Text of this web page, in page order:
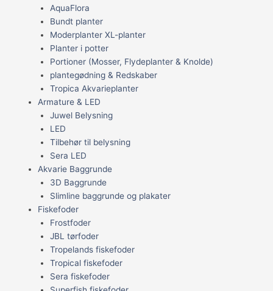
AquaFlora
Bundt planter
Moderplanter XL-planter
Planter i potter
Portioner (Mosser, Flydeplanter & Knolde)
plantegødning & Redskaber
Tropica Akvarieplanter
Armature & LED
Juwel Belysning
LED
Tilbehør til belysning
Sera LED
Akvarie Baggrunde
3D Baggrunde
Slimline baggrunde og plakater
Fiskefoder
Frostfoder
JBL tørfoder
Tropelands fiskefoder
Tropical fiskefoder
Sera fiskefoder